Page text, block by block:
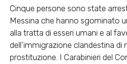
Cinque persone sono state
Messina che hanno sgominato
alla tratta di esseri umani e al
dell’immigrazione clandestina di
prostituzione. I Carabinieri del